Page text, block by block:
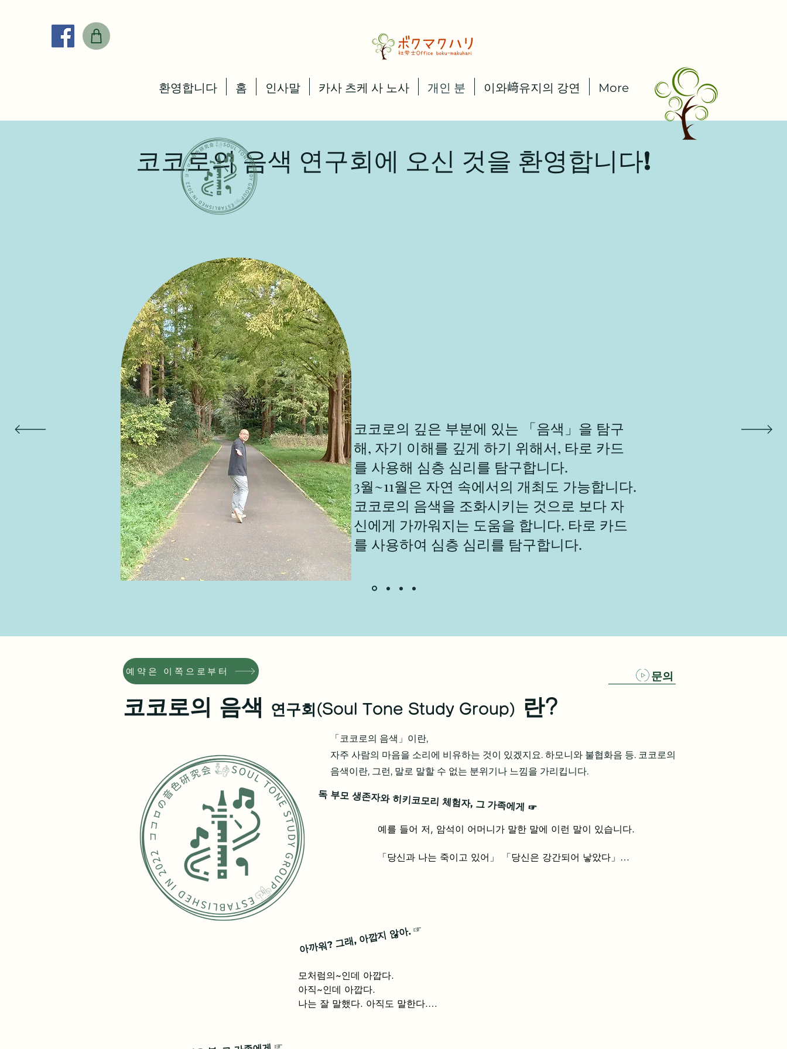
환영합니다 홈 인사말 카사 츠케 사 노사 개인 분 이와﨑유지의 강연 More
코코로의 음색 연구회에 오신 것을 환영합니다!
코코로의 깊은 부분에 있는 「음색」을 탐구
해, 자기 이해를 깊게 하기 위해서, 타로 카드
를 사용해 심층 심리를 탐구합니다.
3월~11월은 자연 속에서의 개최도 가능합니다.
코코로의 음색을 조화시키는 것으로 보다 자
신에게 가까워지는 도움을 합니다. 타로 카드
를 사용하여 심층 심리를 탐구합니다.
예약은 이쪽으로부터 문의
코코로의 음색 연구회(Soul Tone Study Group) 란?
「코코로의 음색」이란,
자주 사람의 마음을 소리에 비유하는 것이 있겠지요. 하모니와 불협화음 등. 코코로의
음색이란, 그런, 말로 말할 수 없는 분위기나 느낌을 가리킵니다.
예를 들어 저, 암석이 어머니가 말한 말에 이런 말이 있습니다.
「당신과 나는 죽이고 있어」 「당신은 강간되어 낳았다」
이러 갈테니까」
어머니「무슨 일이야」
나 "죽는 것은 좋지만 그 죽음은 마음에 들지 않는다" 등과 죽음에 대해
독 부모 생존자와 히키코모리 체험자, 그 가족에게 ☞
아까워? 그래, 아깝지 않아.☞
모처럼의~인데 아깝다.
아직~인데 아깝다.
나는 잘 말했다. 아직도 말한다.